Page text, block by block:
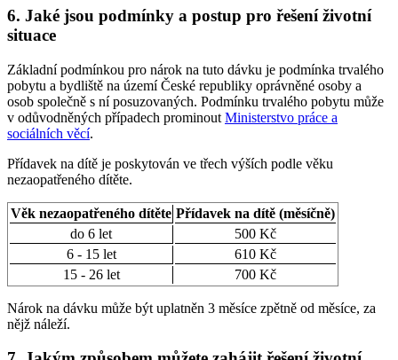
6. Jaké jsou podmínky a postup pro řešení životní
situace
Základní podmínkou pro nárok na tuto dávku je podmínka trvalého
pobytu a bydliště na území České republiky oprávněné osoby a
osob společně s ní posuzovaných. Podmínku trvalého pobytu může
v odůvodněných případech prominout Ministerstvo práce a
sociálních věcí.
Přídavek na dítě je poskytován ve třech výších podle věku
nezaopatřeného dítěte.
Věk nezaopatřeného dítěte Přídavek na dítě (měsíčně)
do 6 let
500 Kč
6 - 15 let
610 Kč
15 - 26 let
700 Kč
Nárok na dávku může být uplatněn 3 měsíce zpětně od měsíce, za
nějž náleží.